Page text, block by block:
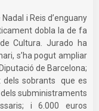
i Reis d’enguany
dobla la de fa
Cultura. Jurado ha
s’ha pogut ampliar
de Barcelona;
dels sobrants que es
subministraments
i 6.000 euros